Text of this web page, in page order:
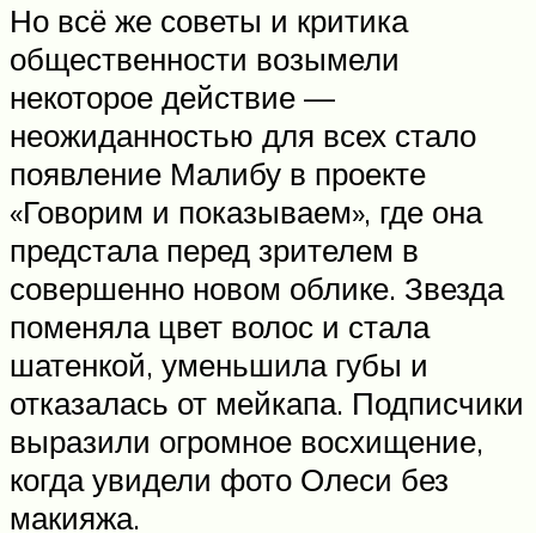
Но всё же советы и критика
общественности возымели
некоторое действие —
неожиданностью для всех стало
появление Малибу в проекте
«Говорим и показываем», где она
предстала перед зрителем в
совершенно новом облике. Звезда
поменяла цвет волос и стала
шатенкой, уменьшила губы и
отказалась от мейкапа. Подписчики
выразили огромное восхищение,
когда увидели фото Олеси без
макияжа.